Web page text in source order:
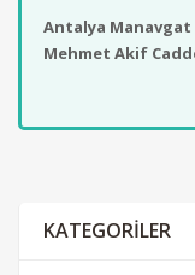
Antalya Manavgat
Mehmet Akif
KATEGORILER